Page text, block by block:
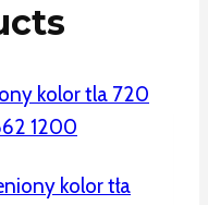
kolor tła